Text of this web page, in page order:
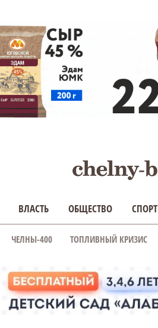
ВЛАСТЬ ОБЩЕСТВО СПОРТ
ЧЕЛНЫ-400 ТОПЛИВНЫЙ КРИЗИС